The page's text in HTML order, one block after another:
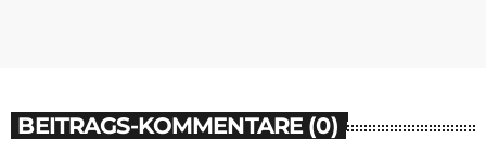
BEITRAGS-KOMMENTARE (0)